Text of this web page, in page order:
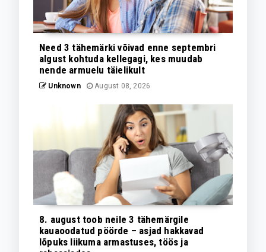
Need 3 tähemärki võivad enne septembri
algust kohtuda kellegagi, kes muudab
nende armuelu täielikult
Unknown August 08, 2026
8. august toob neile 3 tähemärgile
kauaoodatud pöörde – asjad hakkavad
lõpuks liikuma armastuses, töös ja